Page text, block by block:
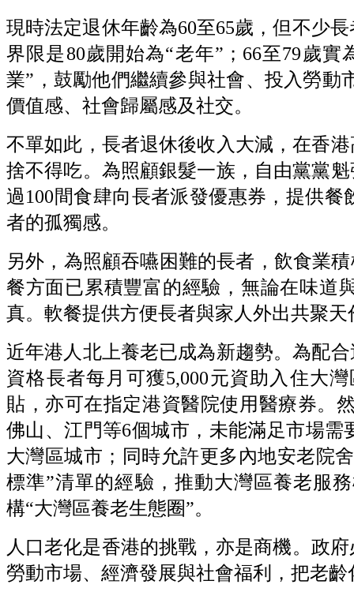
現時法定退休年齡為60至65歲，但不少
界限是80歲開始為“老年”；66至79歲
業”，鼓勵他們繼續參與社會、投入勞動
價值感、社會歸屬感及社交。
不單如此，長者退休後收入大減，在香
捨不得吃。為照顧銀髮一族，自由黨黨
過100間食肆向長者派發優惠券，提供
者的孤獨感。
另外，為照顧吞嚥困難的長者，飲食業
餐方面已累積豐富的經驗，無論在味道
真。軟餐提供方便長者與家人外出共聚
近年港人北上養老已成為新趨勢。為配
資格長者每月可獲5,000元資助入住大
貼，亦可在指定港資醫院使用醫療券。
佛山、江門等6個城市，未能滿足市場
大灣區城市；同時允許更多內地安老院
標準”清單的經驗，推動大灣區養老服
構“大灣區養老生態圈”。
人口老化是香港的挑戰，亦是商機。政
勞動市場、經濟發展與社會福利，把老